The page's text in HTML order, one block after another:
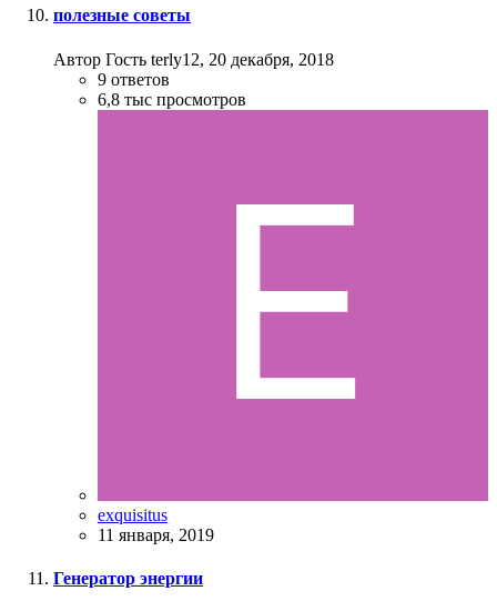
полезные советы
Автор Гость terly12, 20 декабря, 2018
9 ответов
6,8 тыс просмотров
exquisitus
11 января, 2019
Генератор энергии